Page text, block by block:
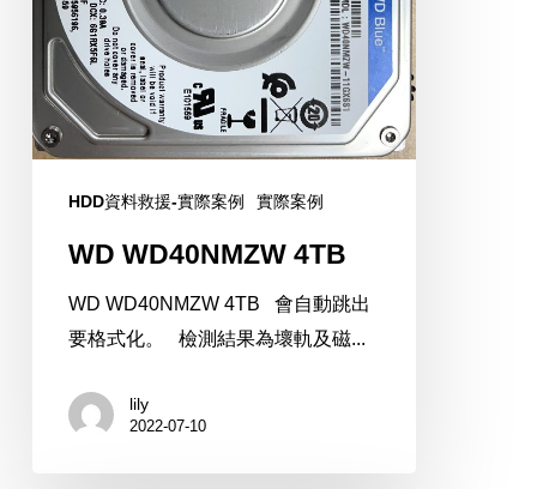
HDD資料救援-實際案例 實際案例
WD WD40NMZW 4TB
WD WD40NMZW 4TB 會自動跳出
要格式化。 檢測結果為壞軌及磁...
lily
2022-07-10